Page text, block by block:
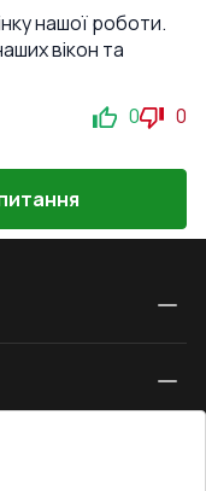
нашої роботи.
вікон та
0 0